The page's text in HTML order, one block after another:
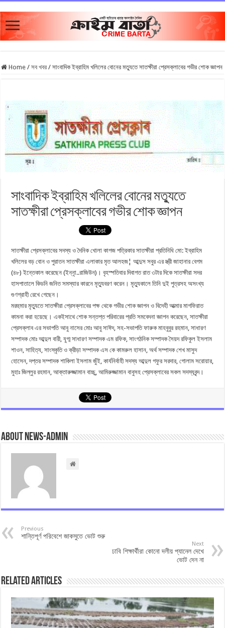
Home / সব খবর / সাংবাদিক ইব্রাহিম খলিলের বোনের মত্যুতে সাতক্ষীরা প্রেসক্লাবের গভীর শোক জ্ঞাপন
সাংবাদিক ইব্রাহিম খলিলের বোনের মত্যুতে
সাতক্ষীরা প্রেসক্লাবের গভীর শোক জ্ঞাপন
সাতক্ষীরা প্রেসক্লাবের সদস্য ও দৈনিক খোলা কাগজ পত্রিকার সাতক্ষীরা প্রতিনিধি মো: ইব্রাহিম
খলিলের বড় বোন ও পুরাতন সাতক্ষীরা এলাকার মৃত আলহজ¦ আব্দুস সবুর এর স্ত্রী জাহানার বেগম
(৪৮) ইন্তেকাল করেছেন (ইন্নাৃ..রাজিউন)। বৃহস্পতিবার দিবাগত রাত ৩টার দিকে সাতক্ষীরা সদর
হাসপাতালে কিডনি জনিত সমস্যার কারনে মৃত্যুবরণ করেন। মৃত্যুকালে তিনি দুই পুত্রসহ অসংখ্য
গুণগ্রাহী রেখে গেছেন।
মরহুমার মৃত্যুতে সাতক্ষীরা প্রেসক্লাবের পক্ষ থেকে গভীর শোক জ্ঞাপন ও বিদেহী আত্মার মাগফিরাত
কামনা করা হয়েছে। একইসাথে শোক সন্তপ্ত পরিবারের প্রতি সমবেদনা জ্ঞাপন করেছেন, সাতক্ষীরা
প্রেসক্লাব এর সভাপতি আবু নাসের মোঃ আবু সাঈদ, সহ-সভাপতি ফারুক মাহবুবুর রহমান, সাধারণ
সম্পাদক মোঃ আব্দুল বারী, যুগ্ম সাধারণ সম্পাদক এম রফিক, সাংগঠনিক সম্পাদক সৈয়দ রফিকুল ইসলাম
শাওন, সাহিত্য, সাংস্কৃতি ও ক্রীড়া সম্পাদক এস কে কামরুল হাসান, অর্থ সম্পাদক শেখ মাসুদ
হোসেন, দপ্তর সম্পাদক শাকিলা ইসলাম জুঁই, কার্যনির্বাহী সদস্য আব্দুল গফুর সরদার, গোলাম সরোয়ার,
মুহাঃ জিল্লুর রহমান, আক্তারুজ্জামান বাচ্চু, আমিরুজ্জামান বাবুসহ প্রেসক্লাবের সকল সদস্যবৃন্দ।
About news-admin
Previous
শান্তিপূর্ণ পরিবেশে জাকসুতে ভোট শুরু
Next
ঢাবি শিক্ষার্থীরা কোনো দলীয় প্যানেল দেখে
ভোট দেন না
Related Articles